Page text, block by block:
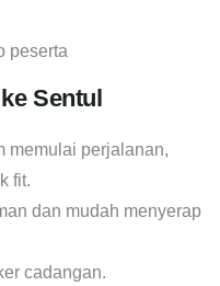
peserta
Sentul
memulai perjalanan,
fit.
dan mudah menyerap
cadangan.